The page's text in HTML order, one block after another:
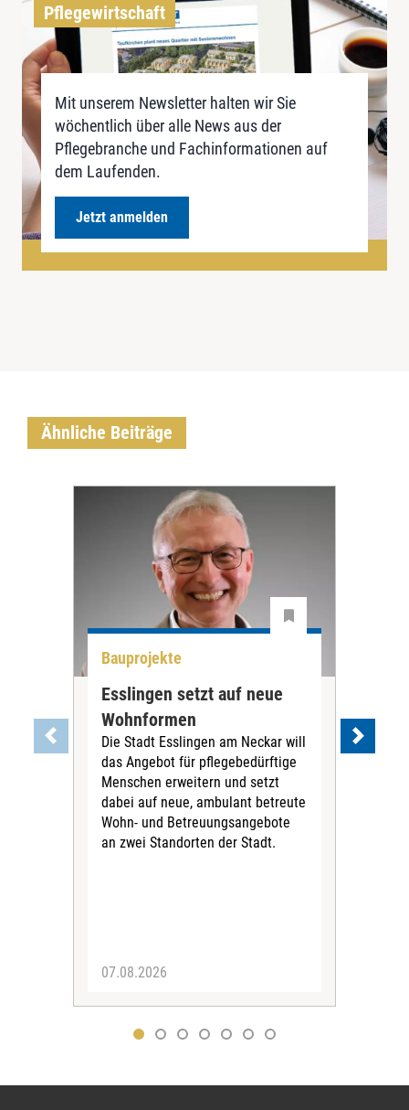
Pflegewirtschaft
Mit unserem Newsletter halten wir Sie
wöchentlich über alle News aus der
Pflegebranche und Fachinformationen auf
dem Laufenden.
Jetzt anmelden
Ähnliche Beiträge
Bauprojekte
Esslingen setzt auf neue
Wohnformen
Die Stadt Esslingen am Neckar will
das Angebot für pflegebedürftige
Menschen erweitern und setzt
dabei auf neue, ambulant betreute
Wohn- und Betreuungsangebote
an zwei Standorten der Stadt.
07.08.2026